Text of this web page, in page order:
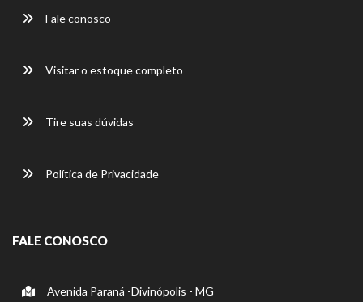
Fale conosco
Visitar o estoque completo
Tire suas dúvidas
Política de Privacidade
FALE CONOSCO
Avenida Paraná -Divinópolis - MG